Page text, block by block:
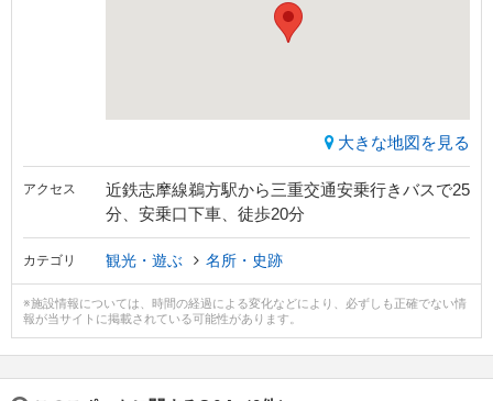
大きな地図を見る
アクセス
近鉄志摩線鵜方駅から三重交通安乗行きバスで25
分、安乗口下車、徒歩20分
カテゴリ 観光・遊ぶ 名所・史跡
※施設情報については、時間の経過による変化などにより、必ずしも正確でない情
報が当サイトに掲載されている可能性があります。